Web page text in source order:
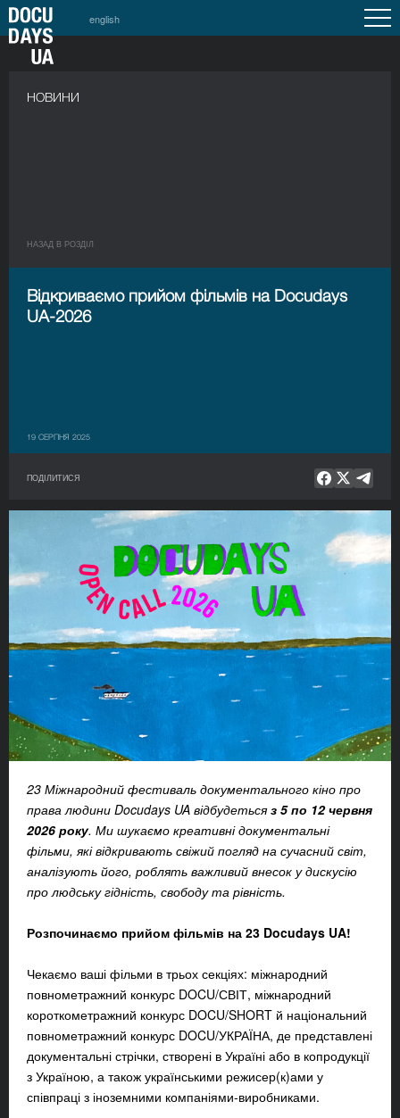
english
НОВИНИ
НАЗАД В РОЗДIЛ
Відкриваємо прийом фільмів на Docudays
UA-2026
19 СЕРПНЯ 2025
ПОДІЛИТИСЯ
23 Міжнародний фестиваль документального кіно про
права людини Docudays UA відбудетьсяз 5 по 12 червня
2026 року. Ми шукаємо креативні документальні
фільми, які відкривають свіжий погляд на сучасний світ,
аналізують його, роблять важливий внесок у дискусію
про людську гідність, свободу та рівність.
Розпочинаємо прийом фільмів на 23 Docudays UA!
Чекаємо ваші фільми в трьох секціях: міжнародний
повнометражний конкурс DOCU/СВІТ, міжнародний
короткометражний конкурс DOCU/SHORT й національний
повнометражний конкурс DOCU/УКРАЇНА, де представлені
документальні стрічки, створені в Україні або в копродукції
з Україною, а також українськими режисер(к)ами у
співпраці з іноземними компаніями-виробниками.